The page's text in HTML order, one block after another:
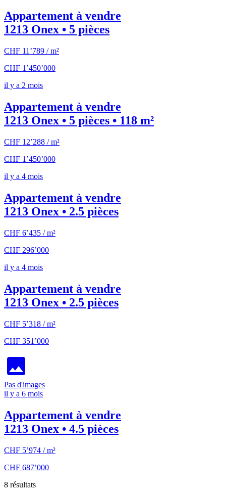
Appartement à vendre
1213 Onex • 5 pièces
CHF 11’789 / m²
CHF 1’450’000
il y a 2 mois
Appartement à vendre
1213 Onex • 5 pièces • 118 m²
CHF 12’288 / m²
CHF 1’450’000
il y a 4 mois
Appartement à vendre
1213 Onex • 2.5 pièces
CHF 6’435 / m²
CHF 296’000
il y a 4 mois
Appartement à vendre
1213 Onex • 2.5 pièces
CHF 5’318 / m²
CHF 351’000
Pas d'images
il y a 6 mois
Appartement à vendre
1213 Onex • 4.5 pièces
CHF 5’974 / m²
CHF 687’000
8 résultats